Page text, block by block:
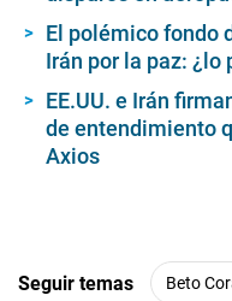
El polémico fondo
Irán por la paz: ¿lo
EE.UU. e Irán
de entendimiento
Axios
Seguir temas Beto